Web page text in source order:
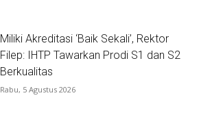
Miliki Akreditasi ‘Baik Sekali’, Rektor
Filep: IHTP Tawarkan Prodi S1 dan S2
Berkualitas
Rabu, 5 Agustus 2026